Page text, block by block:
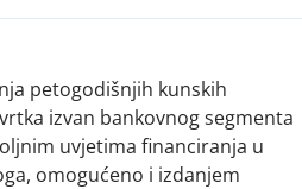
petogodišnjih kunskih
izvan bankovnog segmenta
uvjetima financiranja u
omogućeno i izdanjem